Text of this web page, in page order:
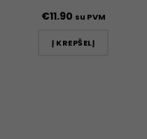
€11.90 su PVM
Į KREPŠELĮ